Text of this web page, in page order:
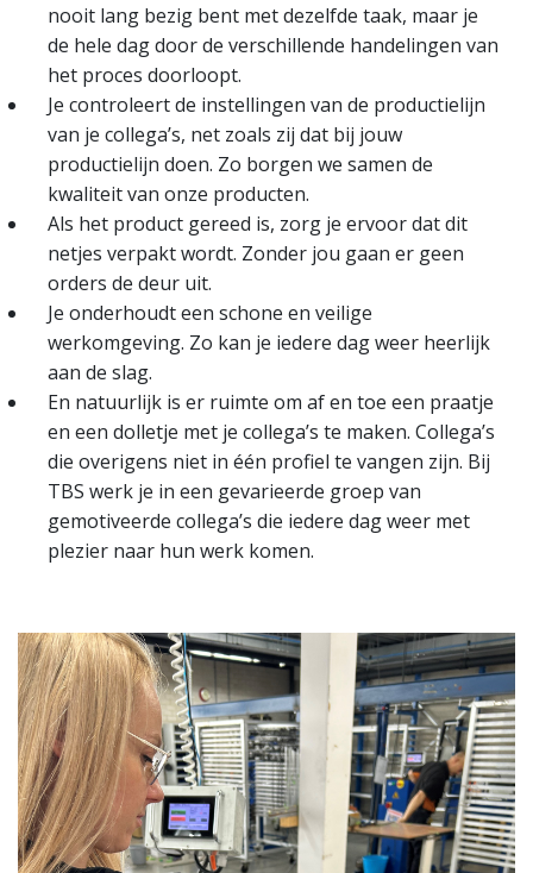
nooit lang bezig bent met dezelfde taak, maar je
de hele dag door de verschillende handelingen van
het proces doorloopt.
Je controleert de instellingen van de productielijn
van je collega’s, net zoals zij dat bij jouw
productielijn doen. Zo borgen we samen de
kwaliteit van onze producten.
Als het product gereed is, zorg je ervoor dat dit
netjes verpakt wordt. Zonder jou gaan er geen
orders de deur uit.
Je onderhoudt een schone en veilige
werkomgeving. Zo kan je iedere dag weer heerlijk
aan de slag.
En natuurlijk is er ruimte om af en toe een praatje
en een dolletje met je collega’s te maken. Collega’s
die overigens niet in één profiel te vangen zijn. Bij
TBS werk je in een gevarieerde groep van
gemotiveerde collega’s die iedere dag weer met
plezier naar hun werk komen.